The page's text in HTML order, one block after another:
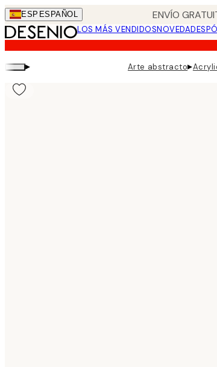
Skip
to
main
content.
ESP ESPAÑOL ENVÍO
LOS MÁS VENDIDOSNOVEDADES
▸ Arte abstracto▸